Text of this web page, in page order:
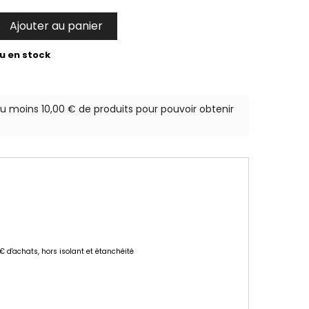
Ajouter au panier
en stock
moins 10,00 € de produits pour pouvoir obtenir
d'achats, hors isolant et étanchéité